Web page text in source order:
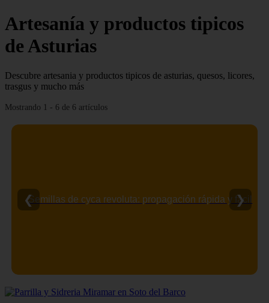
Artesanía y productos tipicos
de Asturias
Descubre artesania y productos tipicos de asturias, quesos, licores,
trasgus y mucho más
Mostrando 1 - 6 de 6 artículos
Semillas de cyca revoluta: propagación rápida y fácil
❮ ❯